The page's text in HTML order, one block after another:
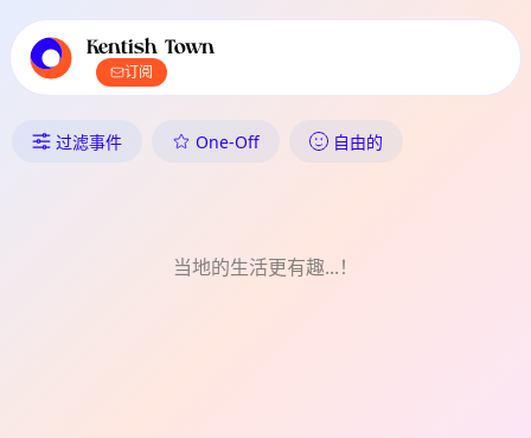
当地活动内容
Kentish Town
订阅
Kentish Town 中发生了什么：
过滤事件 One-Off 自由的
当地的生活更有趣...！